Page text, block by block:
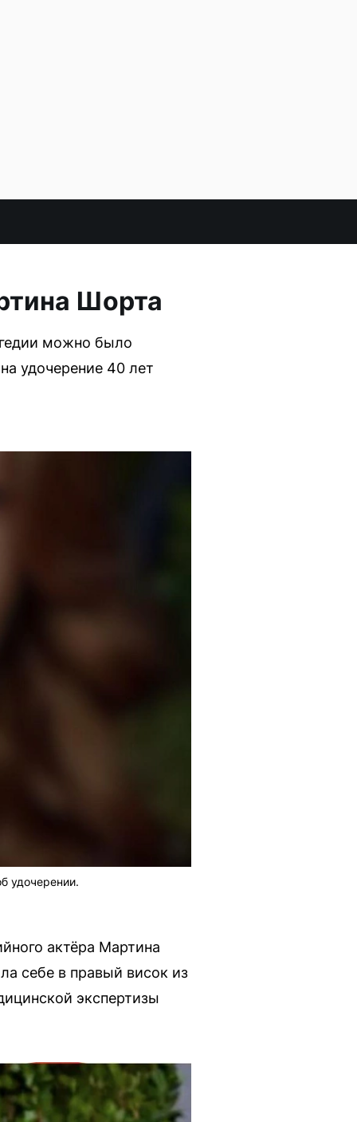
Шорта
можно было
удочерение 40 лет
удочерении.
актёра Мартина
себе в правый висок из
экспертизы